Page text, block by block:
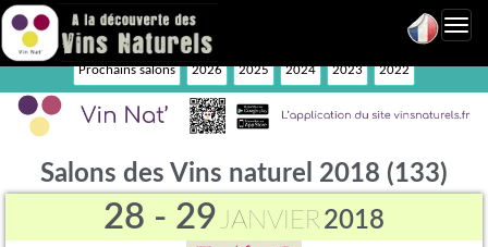
Prochains salons 2026 2025 2024 2023 2022
Salons des Vins naturel 2018 (133)
28 - 29JANVIER2018